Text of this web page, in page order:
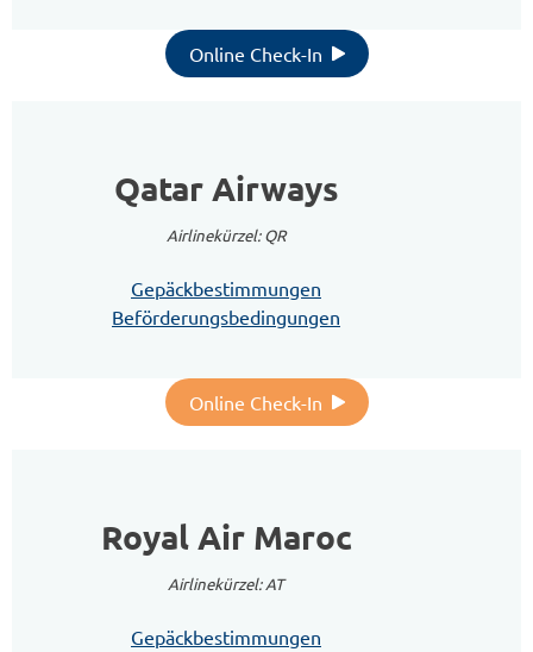
Online Check-In
Qatar Airways
Airlinekürzel: QR
Gepäckbestimmungen
Beförderungsbedingungen
Online Check-In
Royal Air Maroc
Airlinekürzel: AT
Gepäckbestimmungen